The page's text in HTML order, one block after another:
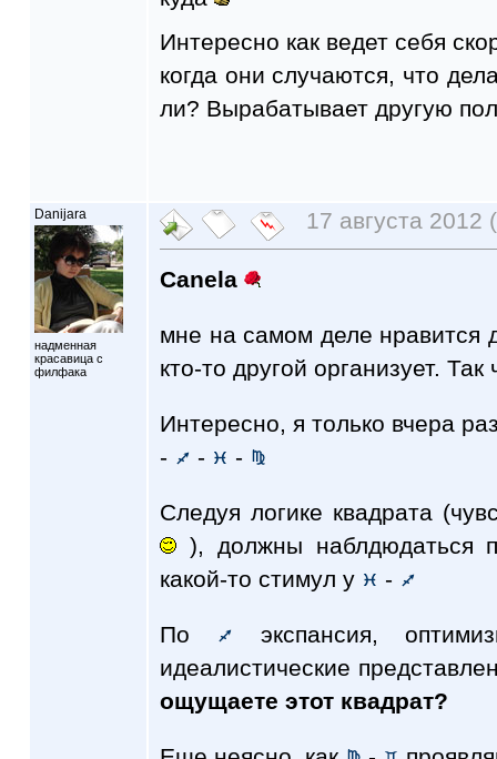
Интересно как ведет себя
когда они случаются, что
ли? Вырабатывает другую
Danijara
надменная
красавица с
филфака
17 августа 2012
Canela
мне на самом деле нравится
кто-то другой организует.
Интересно, я только вчера
-
- -
Следуя логике квадрата
), должны наблдюдаться
какой-то стимул у
-
По
экспансия,
идеалистические
ощущаете этот квадрат?